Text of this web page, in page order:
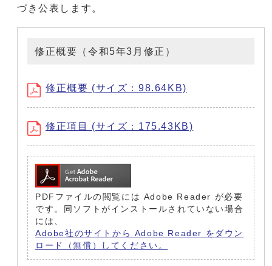
づき公表します。
修正概要（令和5年3月修正）
修正概要 (サイズ：98.64KB)
修正項目 (サイズ：175.43KB)
PDFファイルの閲覧には Adobe Reader が必要
です。同ソフトがインストールされていない場合
には、
Adobe社のサイトから Adobe Reader をダウン
ロード（無償）してください。